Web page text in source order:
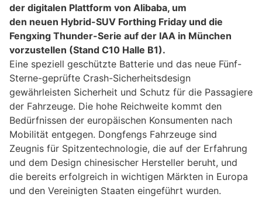
der digitalen Plattform von Alibaba, um
den neuen Hybrid-SUV Forthing Friday und die
Fengxing Thunder-Serie auf der IAA in München
vorzustellen (Stand C10 Halle B1).
Eine speziell geschützte Batterie und das neue Fünf-
Sterne-geprüfte Crash-Sicherheitsdesign
gewährleisten Sicherheit und Schutz für die Passagiere
der Fahrzeuge. Die hohe Reichweite kommt den
Bedürfnissen der europäischen Konsumenten nach
Mobilität entgegen. Dongfengs Fahrzeuge sind
Zeugnis für Spitzentechnologie, die auf der Erfahrung
und dem Design chinesischer Hersteller beruht, und
die bereits erfolgreich in wichtigen Märkten in Europa
und den Vereinigten Staaten eingeführt wurden.